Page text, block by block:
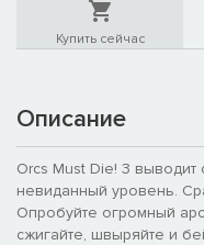
Купить сейчас
Описание
Orcs Must Die! 3
невиданный уровень.
Опробуйте огромный
сжигайте, швыряйте и